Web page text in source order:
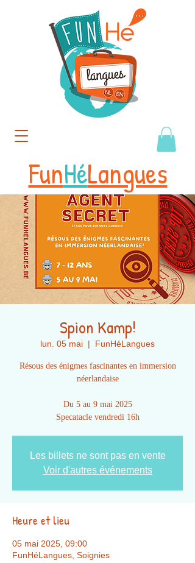
FunHéLangues
Spion Kamp!
lun. 05 mai
  |
FunHéLangues
Résous des énigmes fascinantes en immersion
néerlandaise
Du 5 au 9 mai 2025
Specatacle vendredi 16h
Les billets ne sont pas en vente
Voir d'autres événements
Heure et lieu
05 mai 2025, 09:00
FunHéLangues, Soignies